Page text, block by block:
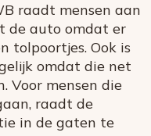
raadt mensen aan
de auto omdat er
tolpoortjes. Ook is
omdat die net
Voor mensen die
raadt de
in de gaten te